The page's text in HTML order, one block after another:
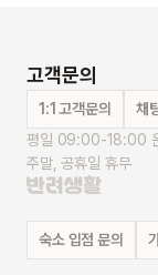
고객문의
1:1 고객문의
채
평일 09:00-18:00
주말, 공휴일 휴무
숙소 입점 문의